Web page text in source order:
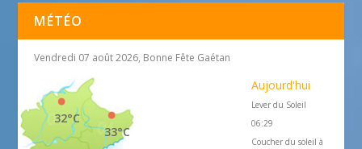
MÉTÉO
Vendredi 07 août 2026, Bonne Fête Gaétan
33°C
32°C
Aujourd'hui
Lever du Soleil
06:29
Coucher du soleil à